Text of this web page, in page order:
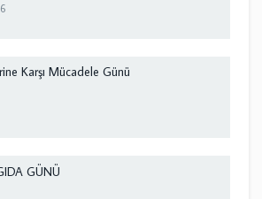
Karşı Mücadele Günü
GÜNÜ